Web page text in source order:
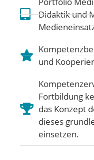
Didaktik und
und
Fortbildung
das Konzept
dieses
einsetzen.